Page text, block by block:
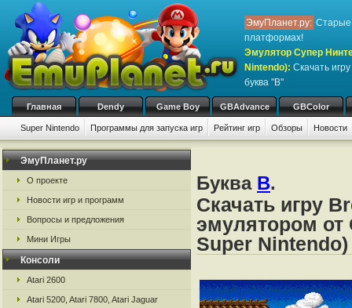
ЭмуПланет.ру: Старые
платформах!
Эмулятор Супер
Nintendo): Скачать игру
буква "B"
Главная Dendy Game Boy GBAdvance GBColor
Super Nintendo Программы для запуска игр Рейтинг игр Обзоры Новости
Игры: # A B C D E F G H I
ЭмуПланет.ру
О проекте
Новости игр и программ
Вопросы и предложения
Мини Игры
Консоли
Atari 2600
Atari 5200, Atari 7800, Atari Jaguar
Буква B.
Скачать игру
эмулятором от
Super Nintendo)